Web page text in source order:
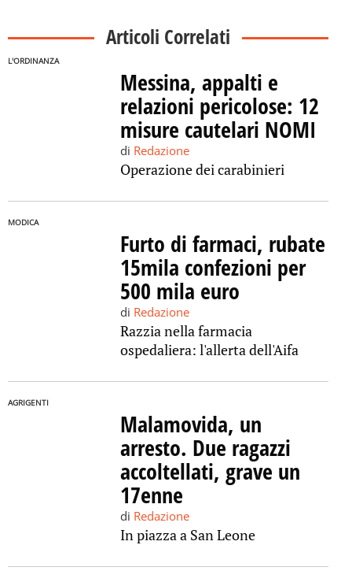
Articoli Correlati
L'ORDINANZA
Messina, appalti e
relazioni pericolose: 12
misure cautelari NOMI
di Redazione
Operazione dei carabinieri
MODICA
Furto di farmaci, rubate
15mila confezioni per
500 mila euro
di Redazione
Razzia nella farmacia
ospedaliera: l'allerta dell'Aifa
AGRIGENTI
Malamovida, un
arresto. Due ragazzi
accoltellati, grave un
17enne
di Redazione
In piazza a San Leone